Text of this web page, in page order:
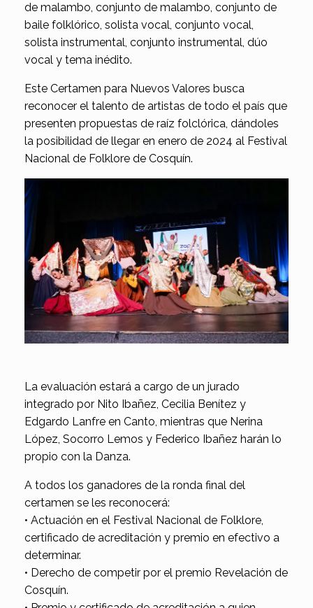
de malambo, conjunto de malambo, conjunto de
baile folklórico, solista vocal, conjunto vocal,
solista instrumental, conjunto instrumental, dúo
vocal y tema inédito.
Este Certamen para Nuevos Valores busca
reconocer el talento de artistas de todo el país que
presenten propuestas de raíz folclórica, dándoles
la posibilidad de llegar en enero de 2024 al Festival
Nacional de Folklore de Cosquín.
La evaluación estará a cargo de un jurado
integrado por Nito Ibañez, Cecilia Benítez y
Edgardo Lanfre en Canto, mientras que Nerina
López, Socorro Lemos y Federico Ibañez harán lo
propio con la Danza.
A todos los ganadores de la ronda final del
certamen se les reconocerá:
• Actuación en el Festival Nacional de Folklore,
certificado de acreditación y premio en efectivo a
determinar.
• Derecho de competir por el premio Revelación de
Cosquín.